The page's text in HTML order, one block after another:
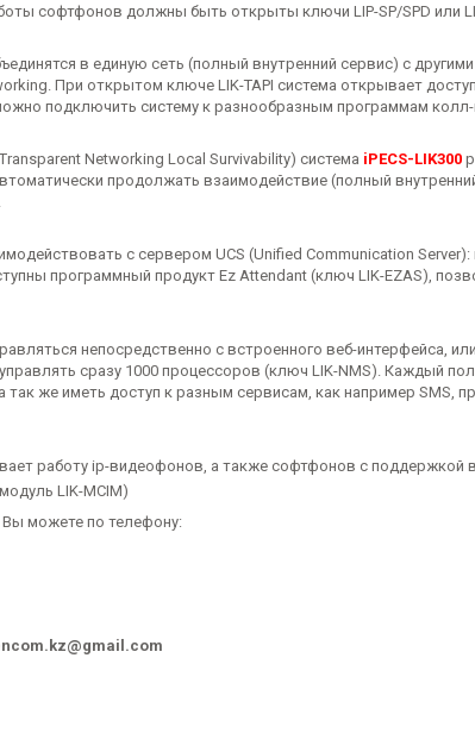
софтфонов должны быть открыты ключи LIP-SP/SPD или
в единую сеть (полный внутренний сервис) с
При открытом ключе LIK-TAPI система открывает
подключить систему к разнообразным программам
Networking Local Survivability) система iPECS-LIK300
продолжать взаимодействие (полный
с сервером UCS (Unified Communication
программный продукт Ez Attendant (ключ LIK-EZAS),
непосредственно с встроенного веб-интерфейса,
сразу 1000 процессоров (ключ LIK-NMS). Каждый
так же иметь доступ к разным сервисам, как например SMS,
работу ip-видеофонов, а также софтфонов с поддержкой
LIK-MCIM)
Вы можете по телефону:
. kz@gmail .com